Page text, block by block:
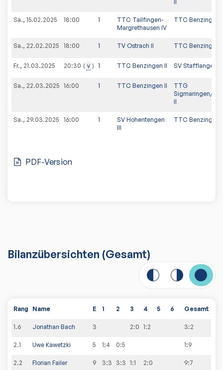
II
Sa., 15.02.2025 18:00 1
TTC Tailfingen-
Margrethausen IV
TTC Benzingen
Sa., 22.02.2025 18:00 1 TV Ostrach II TTC Benzingen
Fr., 21.03.2025 20:30 v 1 TTC Benzingen II SV Stafflangen III
Sa., 22.03.2025 16:00 1 TTC Benzingen II
TTG
Sigmaringen/
II
Sa., 29.03.2025 16:00 1
SV Hohentengen
III
TTC Benzingen
PDF-Version
Bilanzübersichten (Gesamt)
Rang Name E 1 2 3 4 5 6 Gesamt
1.6 Jonathan Bach 3 2:0 1:2 3:2
2.1 Uwe Kawetzki 5 1:4 0:5 1:9
2.2 Florian Failer 9 3:3 3:3 1:1 2:0 9:7